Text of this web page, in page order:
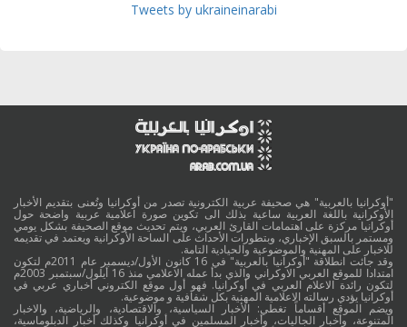
Tweets by ukraineinarabi
"أوكرانيا بالعربية" هي صحيفة عربية الكترونية تصدر من أوكرانيا وتُعنى بتقديم الأخبار
الأوكرانية باللغة العربية ساعية بذلك الى تكوين صورة اعلامية عربية واضحة حول
أوكرانيا مركزة على اهتمامات القارئ العربي، ويتم تحديث موقع الصحيفة بشكل يومي
ومستمر بالسبق الإخباري، وبتطورات الأحداث على الساحة الأوكرانية ويعتمد في تقديمه
للاخبار على المهنية والموضوعية والحيادية التامة.
وقد جائت انطلاقة "أوكرانيا بالعربية" في 16 كانون الأول/ديسمبر عام 2011م لتكون
امتدادا للموقع العربي الاوكراني والذي بدأ عمله الاعلامي منذ 16 أيلول/سبتمبر 2003م
لتكون رائدة الاعلام العربي في أوكرانيا. فهو أول موقع الكتروني أخباري عربي في
أوكرانيا يؤدي رسالته الاعلامية المهنية بكل شفافية و موضوعية.
ويضم الموقع أقساماً تغطي: الأخبار السياسية، والاقتصادية، والرياضية، والاخبار
المتنوعة، وأخبار الجاليات، وأخبار المسلمين في أوكرانيا وكذلك أخبار الدبلوماسية،